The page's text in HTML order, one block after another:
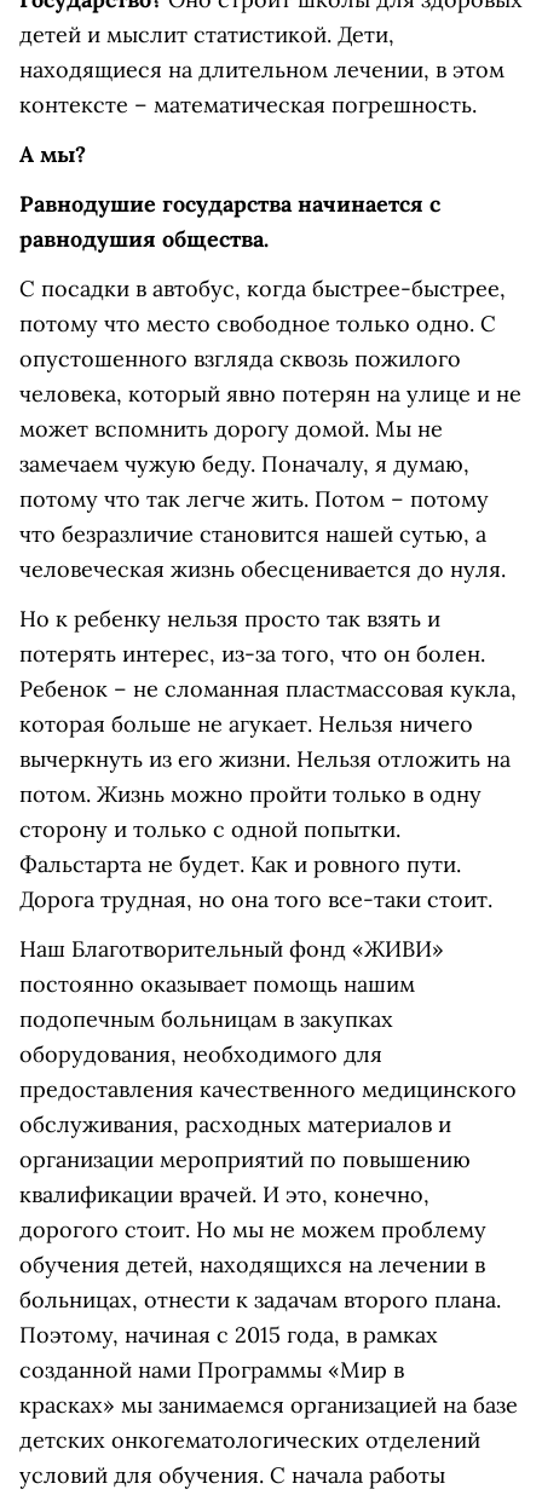
детей и мыслит статистикой. Дети,
находящиеся на длительном лечении, в этом
контексте – математическая погрешность.
А мы?
Равнодушие государства начинается с
равнодушия общества.
С посадки в автобус, когда быстрее-быстрее,
потому что место свободное только одно. С
опустошенного взгляда сквозь пожилого
человека, который явно потерян на улице и не
может вспомнить дорогу домой. Мы не
замечаем чужую беду. Поначалу, я думаю,
потому что так легче жить. Потом – потому
что безразличие становится нашей сутью, а
человеческая жизнь обесценивается до нуля.
Но к ребенку нельзя просто так взять и
потерять интерес, из-за того, что он болен.
Ребенок – не сломанная пластмассовая кукла,
которая больше не агукает. Нельзя ничего
вычеркнуть из его жизни. Нельзя отложить на
потом. Жизнь можно пройти только в одну
сторону и только с одной попытки.
Фальстарта не будет. Как и ровного пути.
Дорога трудная, но она того все-таки стоит.
Наш Благотворительный фонд «ЖИВИ»
постоянно оказывает помощь нашим
подопечным больницам в закупках
оборудования, необходимого для
предоставления качественного медицинского
обслуживания, расходных материалов и
организации мероприятий по повышению
квалификации врачей. И это, конечно,
дорогого стоит. Но мы не можем проблему
обучения детей, находящихся на лечении в
больницах, отнести к задачам второго плана.
Поэтому, начиная с 2015 года, в рамках
созданной нами Программы «Мир в
красках» мы занимаемся организацией на базе
детских онкогематологических отделений
условий для обучения. С начала работы